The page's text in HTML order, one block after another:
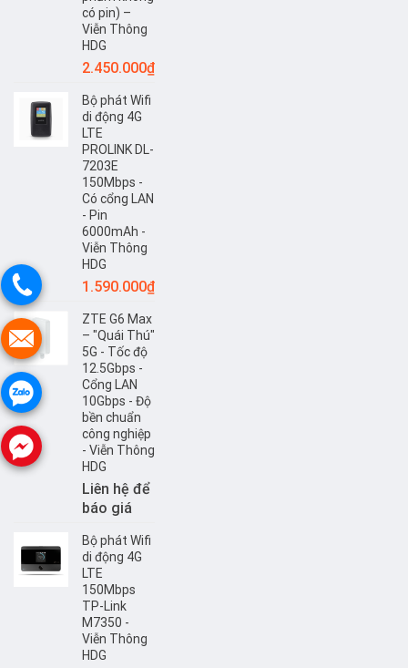
HDG
có pin) –
Viễn Thông
HDG
2.450.000₫
Bộ phát Wifi
di động 4G
LTE
PROLINK DL-
7203E
150Mbps -
Có cổng LAN
- Pin
6000mAh -
Viễn Thông
HDG
1.590.000₫
ZTE G6 Max
– "Quái Thú"
5G - Tốc độ
12.5Gbps -
Cổng LAN
10Gbps - Độ
bền chuẩn
công nghiệp
- Viễn Thông
HDG
Liên hệ để
báo giá
Bộ phát Wifi
di động 4G
LTE
150Mbps
TP-Link
M7350 -
Viễn Thông
HDG